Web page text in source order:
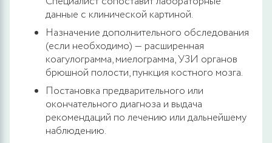
данные с клинической картиной.
Назначение дополнительного обследования
(если необходимо) — расширенная
коагулограмма, миелограмма, УЗИ органов
брюшной полости, пункция костного мозга.
Постановка предварительного или
окончательного диагноза и выдача
рекомендаций по лечению или дальнейшему
наблюдению.